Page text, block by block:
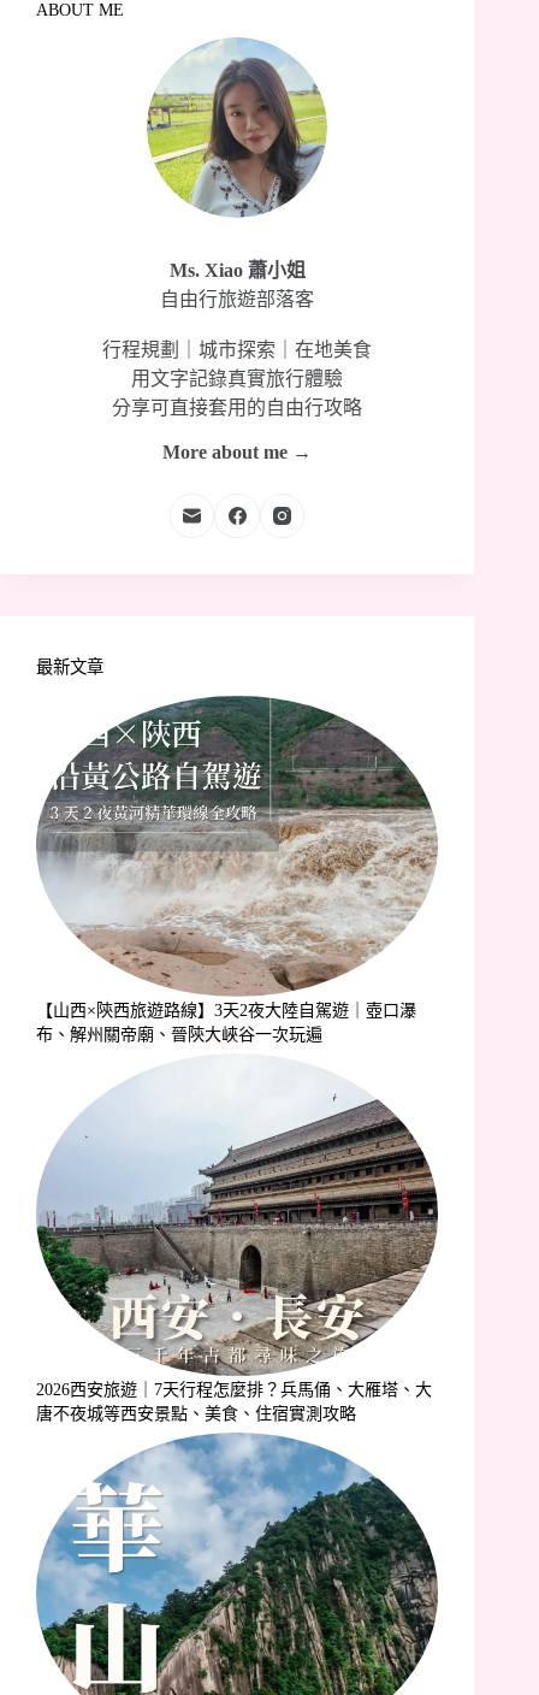
ABOUT ME
Ms. Xiao 蕭小姐
自由行旅遊部落客
行程規劃｜城市探索｜在地美食
用文字記錄真實旅行體驗
分享可直接套用的自由行攻略
More about me →
最新文章
【山西×陝西旅遊路線】3天2夜大陸自駕遊｜壺口瀑
布、解州關帝廟、晉陝大峽谷一次玩遍
2026西安旅遊｜7天行程怎麼排？兵馬俑、大雁塔、大
唐不夜城等西安景點、美食、住宿實測攻略